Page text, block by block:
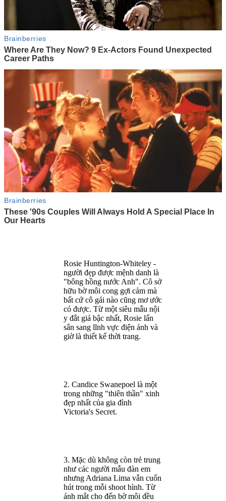
Rosie Huntington-Whiteley -
người đẹp được mệnh danh là
"bông hồng nước Anh". Cô sở
hữu bờ môi cong gợi cảm mà
bất cứ cô gái nào cũng mơ ước
có được. Từ một siêu mẫu nội
y đắt giá bậc nhất, Rosie lấn
sân sang lĩnh vực điện ảnh và
giờ là thiết kế thời trang.
2. Candice Swanepoel là một
trong những "thiên thần" xinh
đẹp nhất của gia đình
Victoria's Secret.
3. Mặc dù không còn trẻ trung
như các người mẫu đàn em
nhưng Adriana Lima vẫn cuốn
hút trong mỗi shoot hình. Từ
ánh mắt cho đến bờ môi đều